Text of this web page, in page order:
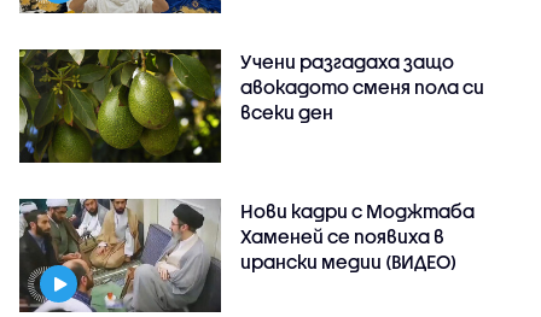
Учени разгадаха защо
авокадото сменя пола си
всеки ден
Нови кадри с Моджтаба
Хаменей се появиха в
ирански медии (ВИДЕО)